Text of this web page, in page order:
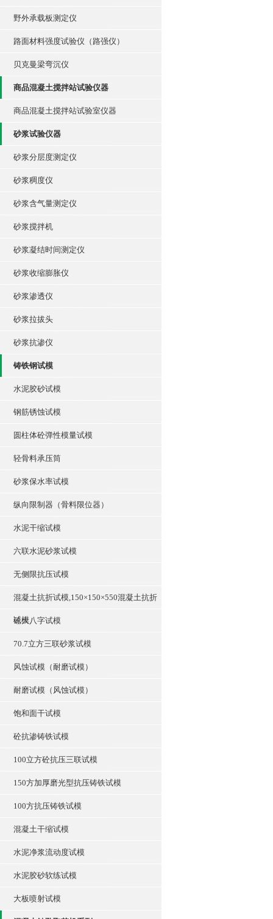
野外承载板测定仪
路面材料强度试验仪（路强仪）
贝克曼梁弯沉仪
商品混凝土搅拌站试验仪器
商品混凝土搅拌站试验室仪器
砂浆试验仪器
砂浆分层度测定仪
砂浆稠度仪
砂浆含气量测定仪
砂浆搅拌机
砂浆凝结时间测定仪
砂浆收缩膨胀仪
砂浆渗透仪
砂浆拉拔头
砂浆抗渗仪
铸铁钢试模
水泥胶砂试模
钢筋锈蚀试模
圆柱体砼弹性模量试模
轻骨料承压筒
砂浆保水率试模
纵向限制器（骨料限位器）
水泥干缩试模
六联水泥砂浆试模
无侧限抗压试模
混凝土抗折试模,150×150×550混凝土抗折
试模
砼大八字试模
70.7立方三联砂浆试模
风蚀试模（耐磨试模）
耐磨试模（风蚀试模）
饱和面干试模
砼抗渗铸铁试模
100立方砼抗压三联试模
150方加厚磨光型抗压铸铁试模
100方抗压铸铁试模
混凝土干缩试模
水泥净浆流动度试模
水泥胶砂软练试模
大板喷射试模